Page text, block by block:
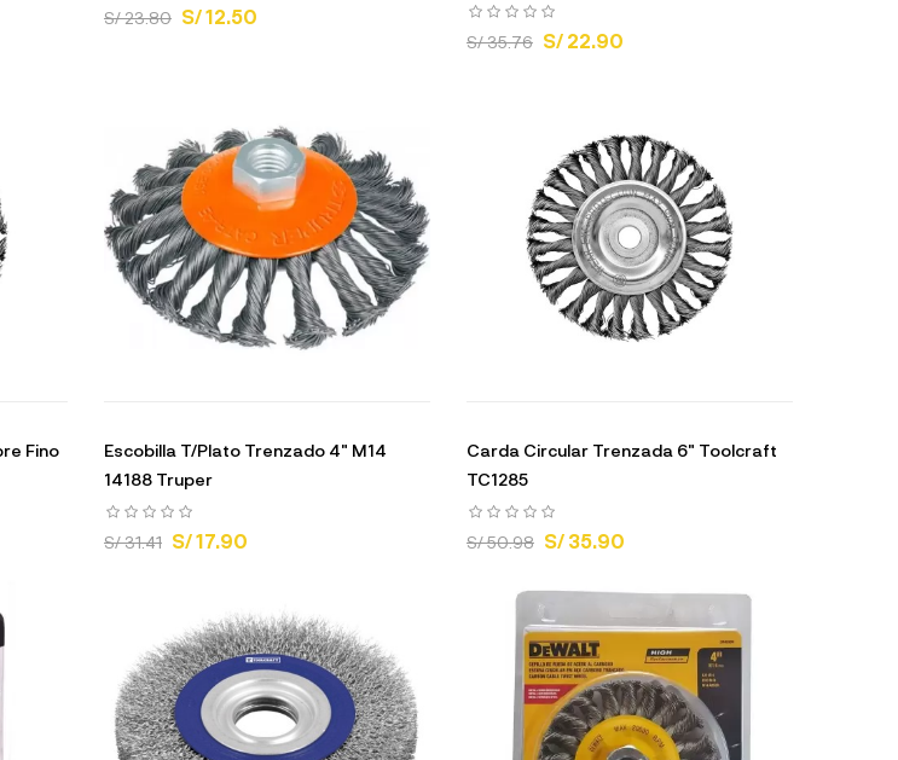
S/ 23.80 S/ 12.50
S/ 35.76 S/ 22.90
Fino
Escobilla T/Plato Trenzado 4" M14
14188 Truper
S/ 31.41 S/ 17.90
Carda Circular Trenzada 6" Toolcraft
TC1285
S/ 50.98 S/ 35.90